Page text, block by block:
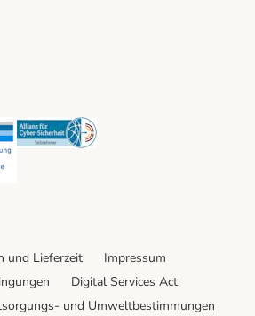
Security Security
und Lieferzeit
Impressum
Digital Services Act
und Umweltbestimmungen